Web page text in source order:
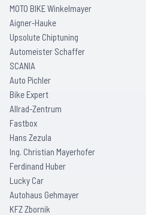
MOTO BIKE Winkelmayer
Aigner-Hauke
Upsolute Chiptuning
Automeister Schaffer
SCANIA
Auto Pichler
Bike Expert
Allrad-Zentrum
Fastbox
Hans Zezula
Ing. Christian Mayerhofer
Ferdinand Huber
Lucky Car
Autohaus Gehmayer
KFZ Zbornik